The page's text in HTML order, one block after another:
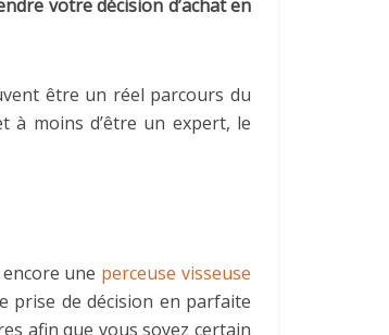
votre décision d’achat en
être un réel parcours du
à moins d’être un expert, le
une perceuse visseuse
prise de décision en parfaite
afin que vous soyez certain